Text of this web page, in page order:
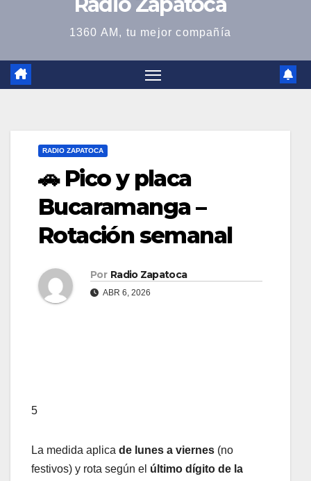
1360 AM, tu mejor compañía
RADIO ZAPATOCA
🚗 Pico y placa
Bucaramanga –
Rotación semanal
Por Radio Zapatoca
ABR 6, 2026
5
La medida aplica de lunes a viernes (no
festivos) y rota según el último dígito de la